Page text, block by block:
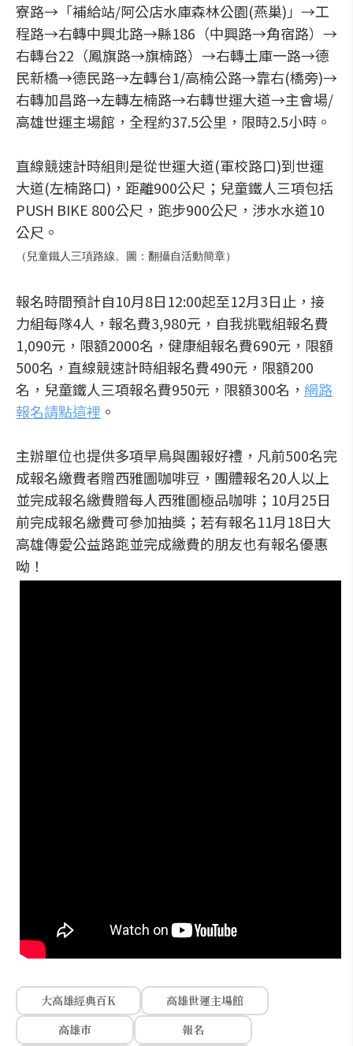
寮路→「補給站/阿公店水庫森林公園(燕巢)」→工
程路→右轉中興北路→縣186（中興路→角宿路）→
右轉台22（鳳旗路→旗楠路）→右轉土庫一路→德
民新橋→德民路→左轉台1/高楠公路→靠右(橋旁)→
右轉加昌路→左轉左楠路→右轉世運大道→主會場/
高雄世運主場館，全程約37.5公里，限時2.5小時。
直線競速計時組則是從世運大道(軍校路口)到世運
大道(左楠路口)，距離900公尺；兒童鐵人三項包括
PUSH BIKE 800公尺，跑步900公尺，涉水水道10
公尺。
（兒童鐵人三項路線。圖：翻攝自活動簡章）
報名時間預計自10月8日12:00起至12月3日止，接
力組每隊4人，報名費3,980元，自我挑戰組報名費
1,090元，限額2000名，健康組報名費690元，限額
500名，直線競速計時組報名費490元，限額200
名，兒童鐵人三項報名費950元，限額300名， 網路
報名請點這裡 。
主辦單位也提供多項早鳥與團報好禮，凡前500名完
成報名繳費者贈西雅圖咖啡豆，團體報名20人以上
並完成報名繳費贈每人西雅圖極品咖啡；10月25日
前完成報名繳費可參加抽獎；若有報名11月18日大
高雄傳愛公益路跑並完成繳費的朋友也有報名優惠
呦！
大高雄經典百K
高雄世運主場館
高雄市
報名